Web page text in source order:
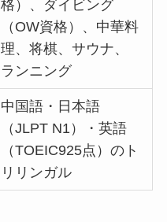
格）、ダイビング
（OW資格）、中華料
理、将棋、サウナ、
ランニング
中国語・日本語
（JLPT N1）・英語
（TOEIC925点）のト
リリンガル